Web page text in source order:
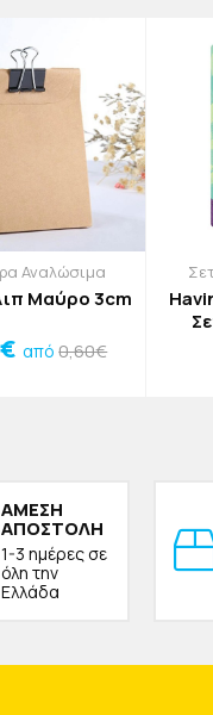
Αναλώσιμα
Μαύρο 3cm
από0,60€
ΑΜΕΣΗ
ΑΠΟΣΤΟΛΗ
1-3 ημέρες σε
όλη την
Ελλάδα